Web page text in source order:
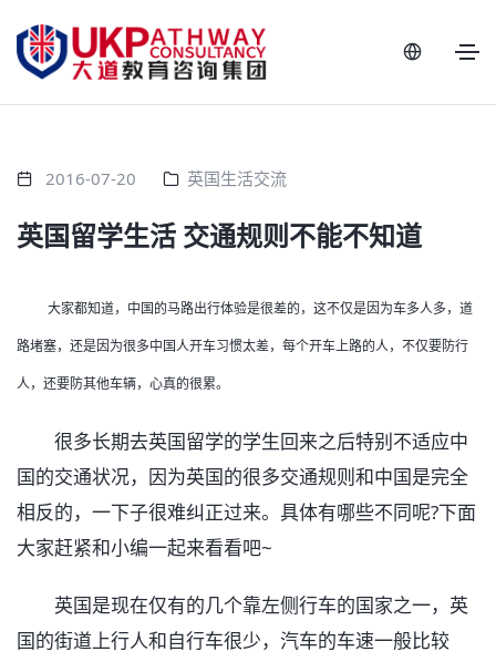
2016-07-20 英国生活交流
英国留学生活 交通规则不能不知道
大家都知道，中国的马路出行体验是很差的，这不仅是因为车多人多，道
路堵塞，还是因为很多中国人开车习惯太差，每个开车上路的人，不仅要防行
人，还要防其他车辆，心真的很累。
很多长期去英国留学的学生回来之后特别不适应中
国的交通状况，因为英国的很多交通规则和中国是完全
相反的，一下子很难纠正过来。具体有哪些不同呢?下面
大家赶紧和小编一起来看看吧~
英国是现在仅有的几个靠左侧行车的国家之一，英
国的街道上行人和自行车很少，汽车的车速一般比较